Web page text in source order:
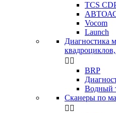
TCS
Vocom
Launch
Диагностика
 
BRP
Водный
Сканеры по
 